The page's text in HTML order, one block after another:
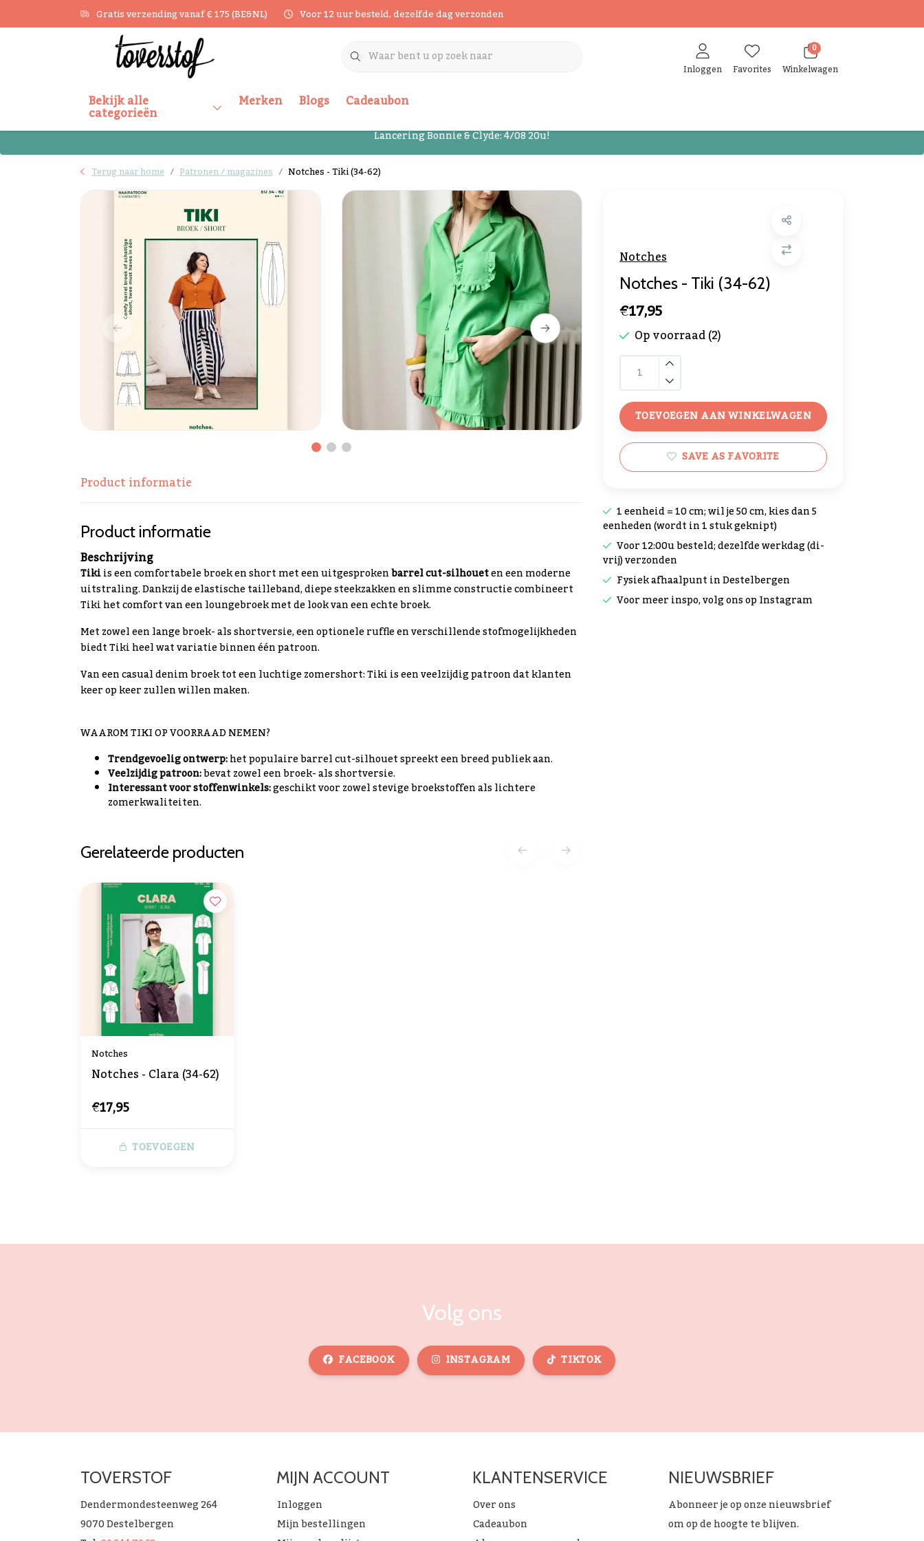
Gratis verzending vanaf € 175 (BE&NL) Voor 12 uur besteld, dezelfde dag verzonden
Inloggen Favorites
0
Winkelwagen
Bekijk alle
categorieën
Merken Blogs Cadeaubon
Lancering Bonnie & Clyde: 4/08 20u!
Terug naar home Patronen / magazines Notches - Tiki (34-62)
Notches
Notches - Tiki (34-62)
€17,95
Op voorraad (2)
TOEVOEGEN AAN WINKELWAGEN
SAVE AS FAVORITE
1 eenheid = 10 cm; wil je 50 cm, kies dan 5
eenheden (wordt in 1 stuk geknipt)
Voor 12:00u besteld; dezelfde werkdag (di-
vrij) verzonden
Fysiek afhaalpunt in Destelbergen
Voor meer inspo, volg ons op Instagram
Product informatie
Product informatie
Beschrijving
Tikiis een comfortabele broek en short met een uitgesprokenbarrel cut-silhoueten een moderne
uitstraling. Dankzij de elastische tailleband, diepe steekzakken en slimme constructie combineert
Tiki het comfort van een loungebroek met de look van een echte broek.
Met zowel een lange broek- als shortversie, een optionele ruffle en verschillende stofmogelijkheden
biedt Tiki heel wat variatie binnen één patroon.
Van een casual denim broek tot een luchtige zomershort: Tiki is een veelzijdig patroon dat klanten
keer op keer zullen willen maken.
WAAROM TIKI OP VOORRAAD NEMEN?
Trendgevoelig ontwerp:het populaire barrel cut-silhouet spreekt een breed publiek aan.
Veelzijdig patroon:bevat zowel een broek- als shortversie.
Interessant voor stoffenwinkels:geschikt voor zowel stevige broekstoffen als lichtere
zomerkwaliteiten.
Gerelateerde producten
Notches
Notches - Clara (34-62)
€17,95
TOEVOEGEN
Volg ons
FACEBOOK INSTAGRAM TIKTOK
TOVERSTOF
Dendermondesteenweg 264
9070 Destelbergen
MIJN ACCOUNT
Inloggen
Mijn bestellingen
KLANTENSERVICE
Over ons
Cadeaubon
NIEUWSBRIEF
Abonneer je op onze nieuwsbrief
om op de hoogte te blijven.